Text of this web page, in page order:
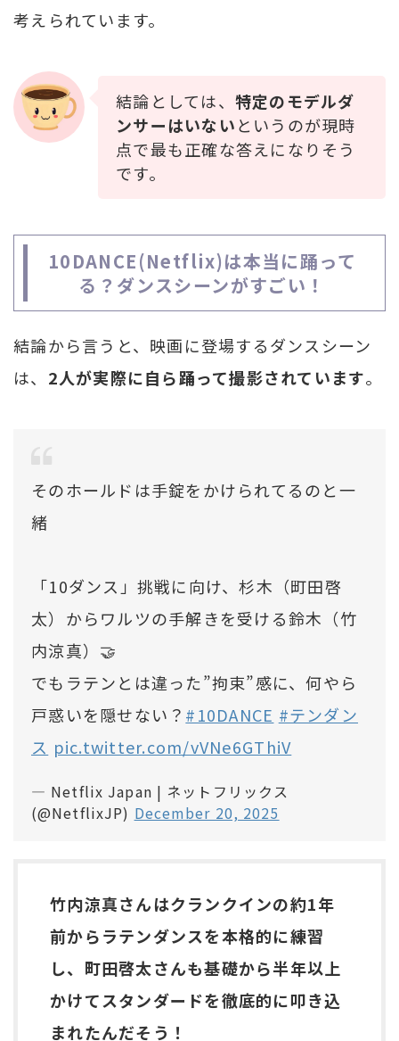
考えられています。
結論としては、 特定のモデルダ
ンサーはいないというのが現時
点で最も正確な答えになりそう
です。
10DANCE(Netflix)は本当に踊って
る？ダンスシーンがすごい！
結論から言うと、映画に登場するダンスシーン
は、 2人が実際に自ら踊って撮影されています。
そのホールドは手錠をかけられてるのと一
緒
「10ダンス」挑戦に向け、杉木（町田啓
太）からワルツの手解きを受ける鈴木（竹
内涼真）🤝
でもラテンとは違った”拘束”感に、何やら
戸惑いを隠せない？ #10DANCE #テンダン
ス pic.twitter.com/vVNe6GThiV
— Netflix Japan | ネットフリックス
(@NetflixJP) December 20, 2025
竹内涼真さんはクランクインの約1年
前からラテンダンスを本格的に練習
し、町田啓太さんも基礎から半年以上
かけてスタンダードを徹底的に叩き込
まれたんだそう！